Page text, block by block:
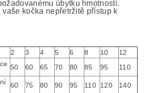
úbytku hmotnosti.
kočka nepřetržitě přístup k
2 3 4 5 6 8 10
12
50 60 65 70 80 85 95
110
60 75 80 90 95 110 120 140